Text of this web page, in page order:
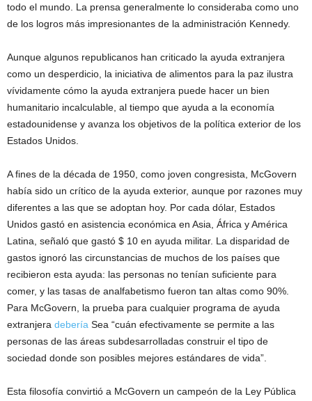
todo el mundo. La prensa generalmente lo consideraba como uno
de los logros más impresionantes de la administración Kennedy.
Aunque algunos republicanos han criticado la ayuda extranjera
como un desperdicio, la iniciativa de alimentos para la paz ilustra
vívidamente cómo la ayuda extranjera puede hacer un bien
humanitario incalculable, al tiempo que ayuda a la economía
estadounidense y avanza los objetivos de la política exterior de los
Estados Unidos.
A fines de la década de 1950, como joven congresista, McGovern
había sido un crítico de la ayuda exterior, aunque por razones muy
diferentes a las que se adoptan hoy. Por cada dólar, Estados
Unidos gastó en asistencia económica en Asia, África y América
Latina, señaló que gastó $ 10 en ayuda militar. La disparidad de
gastos ignoró las circunstancias de muchos de los países que
recibieron esta ayuda: las personas no tenían suficiente para
comer, y las tasas de analfabetismo fueron tan altas como 90%.
Para McGovern, la prueba para cualquier programa de ayuda
extranjera debería Sea “cuán efectivamente se permite a las
personas de las áreas subdesarrolladas construir el tipo de
sociedad donde son posibles mejores estándares de vida”.
Esta filosofía convirtió a McGovern un campeón de la Ley Pública